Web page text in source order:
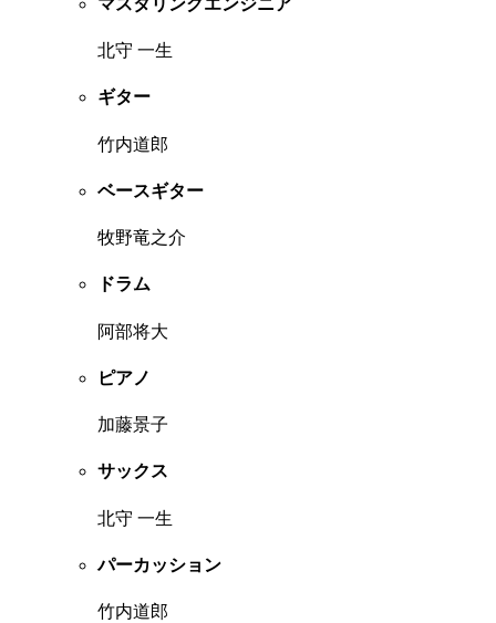
北守 一生
ギター
竹内道郎
ベースギター
牧野竜之介
ドラム
阿部将大
ピアノ
加藤景子
サックス
北守 一生
パーカッション
竹内道郎